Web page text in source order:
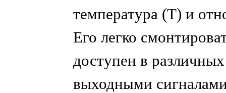
температура (T) и
Его легко
доступен в
выходными